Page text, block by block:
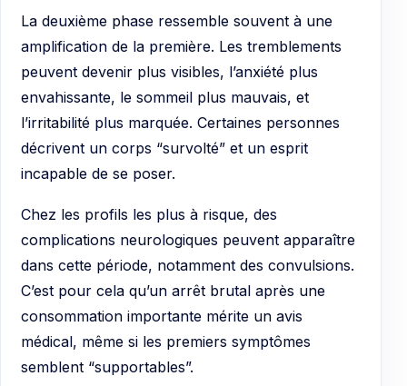
La deuxième phase ressemble souvent à une
amplification de la première. Les tremblements
peuvent devenir plus visibles, l’anxiété plus
envahissante, le sommeil plus mauvais, et
l’irritabilité plus marquée. Certaines personnes
décrivent un corps “survolté” et un esprit
incapable de se poser.
Chez les profils les plus à risque, des
complications neurologiques peuvent apparaître
dans cette période, notamment des convulsions.
C’est pour cela qu’un arrêt brutal après une
consommation importante mérite un avis
médical, même si les premiers symptômes
semblent “supportables”.